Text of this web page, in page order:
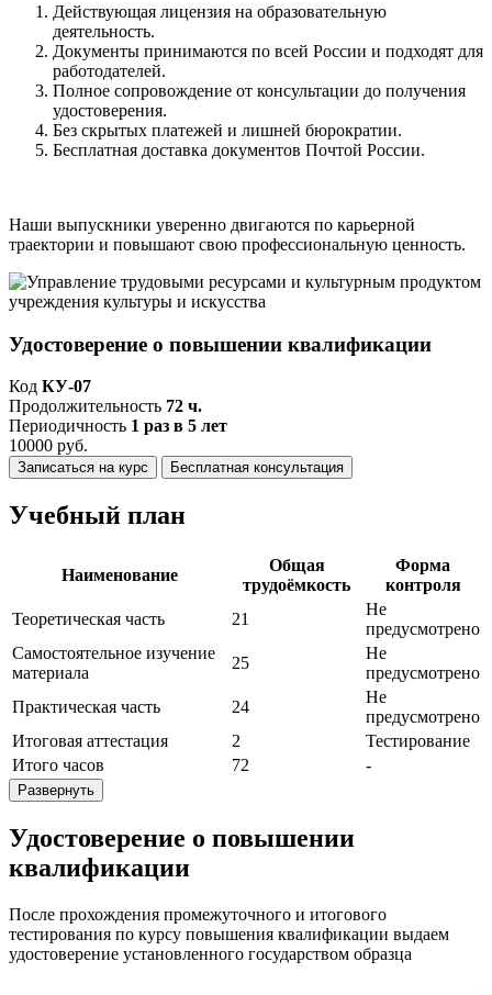
Действующая лицензия на образовательную
деятельность.
Документы принимаются по всей России и подходят для
работодателей.
Полное сопровождение от консультации до получения
удостоверения.
Без скрытых платежей и лишней бюрократии.
Бесплатная доставка документов Почтой России.
Наши выпускники уверенно двигаются по карьерной
траектории и повышают свою профессиональную ценность.
Удостоверение о повышении квалификации
Код КУ-07
Продолжительность 72 ч.
Периодичность 1 раз в 5 лет
10000 руб.
Записаться на курс Бесплатная консультация
Учебный план
Наименование
Общая
трудоёмкость
Форма
контроля
Теоретическая часть
21
Не
предусмотрено
Самостоятельное изучение
материала
25
Не
предусмотрено
Практическая часть
24
Не
предусмотрено
Итоговая аттестация
2
Тестирование
Итого часов
72 -
Развернуть
Удостоверение о повышении
квалификации
После прохождения промежуточного и итогового
тестирования по курсу повышения квалификации выдаем
удостоверение установленного государством образца